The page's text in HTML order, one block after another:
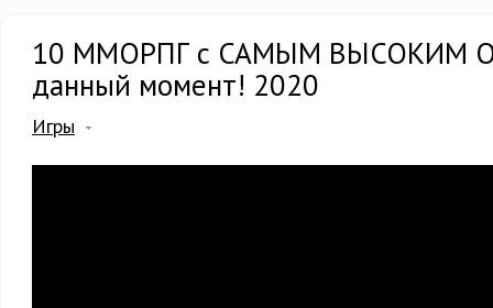
10 ММОРПГ с САМЫМ ВЫСОКИМ
данный момент! 2020
Игры